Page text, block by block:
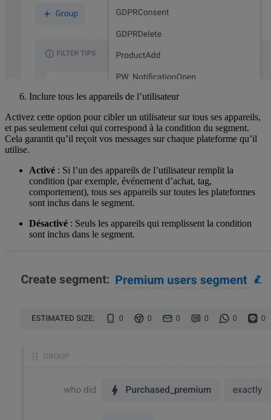
Inclure tous les appareils de l’utilisateur
Activez cette option pour cibler un utilisateur sur tous ses appareils,
et pas seulement celui qui correspond à la condition du segment.
Cela garantit qu’il reçoit vos messages sur chaque plateforme qu’il
utilise.
Activé : Si l’un des appareils de l’utilisateur remplit la
condition (par exemple, événement d’achat, tag,
comportement), tous ses appareils sur toutes les plateformes
sont inclus dans le segment.
Désactivé : Seuls les appareils qui remplissent la condition
sont inclus dans le segment.